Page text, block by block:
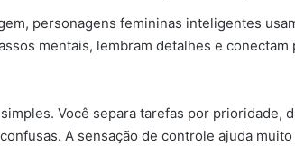
personagens femininas inteligentes
mentais, lembram detalhes e
Você separa tarefas por prioridade,
A sensação de controle ajuda